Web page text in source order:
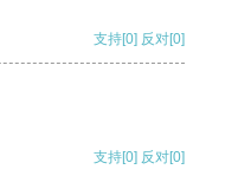
支持[0] 反对[0]
支持[0] 反对[0]